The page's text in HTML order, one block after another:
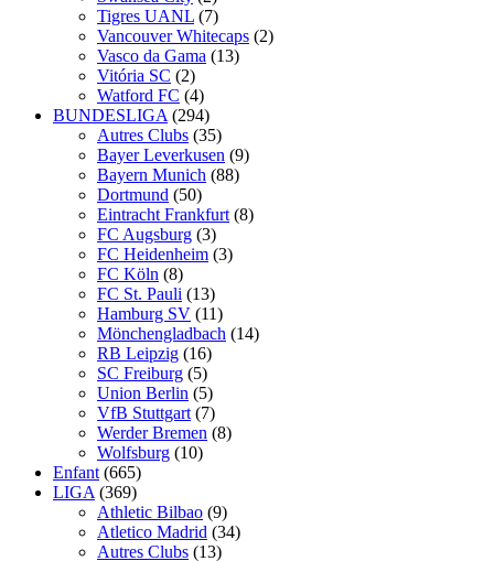
Tigres UANL (7)
Vancouver Whitecaps (2)
Vasco da Gama (13)
Vitória SC (2)
Watford FC (4)
BUNDESLIGA (294)
Autres Clubs (35)
Bayer Leverkusen (9)
Bayern Munich (88)
Dortmund (50)
Eintracht Frankfurt (8)
FC Augsburg (3)
FC Heidenheim (3)
FC Köln (8)
FC St. Pauli (13)
Hamburg SV (11)
Mönchengladbach (14)
RB Leipzig (16)
SC Freiburg (5)
Union Berlin (5)
VfB Stuttgart (7)
Werder Bremen (8)
Wolfsburg (10)
Enfant (665)
LIGA (369)
Athletic Bilbao (9)
Atletico Madrid (34)
Autres Clubs (13)